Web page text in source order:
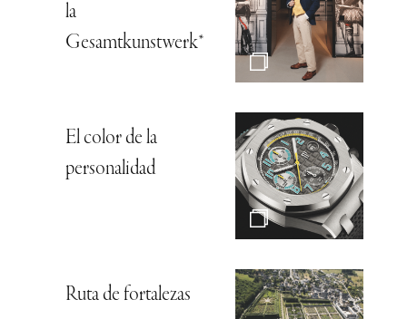
la
Gesamtkunstwerk*
El color de la
personalidad
Ruta de fortalezas